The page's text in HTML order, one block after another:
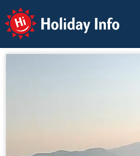
Holiday Info